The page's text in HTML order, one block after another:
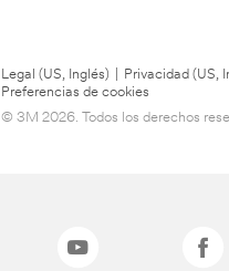
Legal (US, Inglés) Privacidad (US,
Preferencias de cookies
© 3M 2026. Todos los derechos